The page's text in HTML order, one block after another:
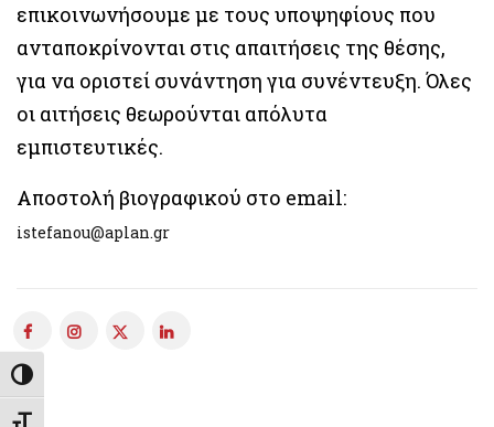
Εναλλαγή Υψηλής Αντίθεσης
επικοινωνήσουμε με τους υποψηφίους που
ανταποκρίνονται στις απαιτήσεις της θέσης,
για να οριστεί συνάντηση για συνέντευξη. Όλες
οι αιτήσεις θεωρούνται απόλυτα
εμπιστευτικές.
Αποστολή βιογραφικού στο email:
istefanou@aplan.gr